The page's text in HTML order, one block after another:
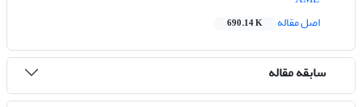
اصل مقاله
690.14 K
سابقه مقاله